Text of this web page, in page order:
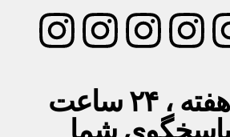
هفت روز هفته ، ۲۴ ساعت